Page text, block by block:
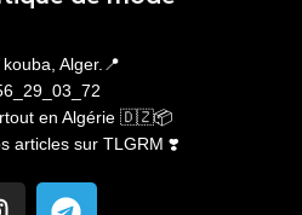
kouba, Alger.📍
en Algérie 🇩🇿📦
articles sur TLGRM ❣️